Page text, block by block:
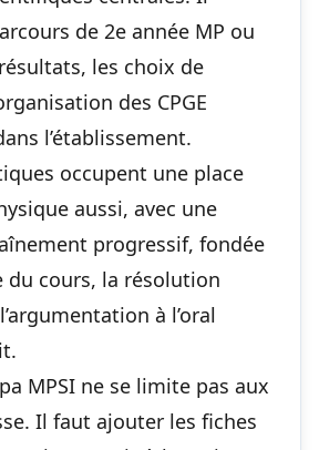
de 2e année MP ou
les choix de
des CPGE
l’établissement.
occupent une place
aussi, avec une
progressif, fondée
du cours, la résolution
à l’oral
MPSI ne se limite pas aux
Il faut ajouter les fiches